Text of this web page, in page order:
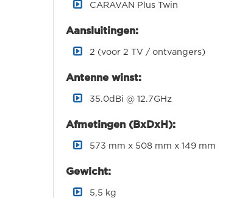
CARAVAN Plus Twin
Aansluitingen:
2 (voor 2 TV / ontvangers)
Antenne winst:
35.0dBi @ 12.7GHz
Afmetingen (BxDxH):
573 mm x 508 mm x 149 mm
Gewicht:
5,5 kg